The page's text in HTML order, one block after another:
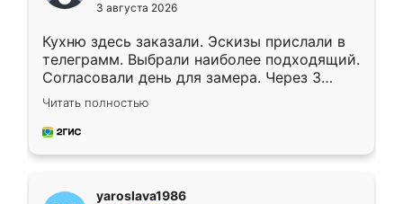
3 августа 2026
Кухню здесь заказали. Эскизы прислали в
телеграмм. Выбрали наиболее подходящий.
Согласовали день для замера. Через 3
недели кухня была уже готова. Остались
довольны работой. Спасибо Ренессанс
мебель за качественную работу!
Читать полностью
yaroslava1986